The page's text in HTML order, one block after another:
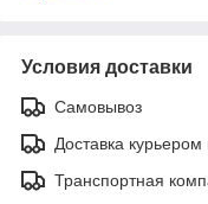
Условия доставки
Самовывоз
Доставка
Транспортная